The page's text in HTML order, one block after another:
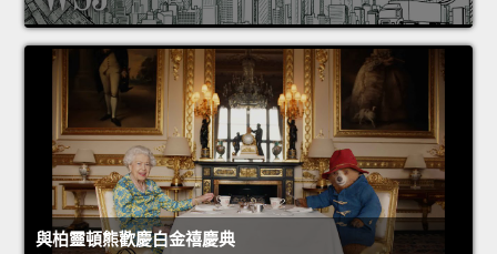
與柏靈頓熊歡慶白金禧慶典